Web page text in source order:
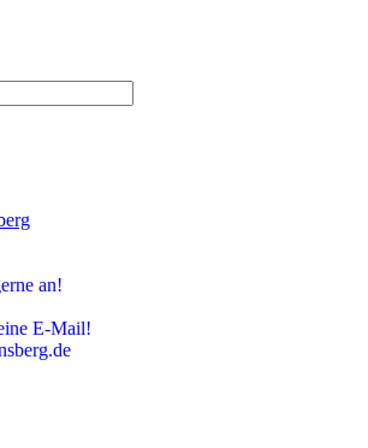
an!
E-Mail!